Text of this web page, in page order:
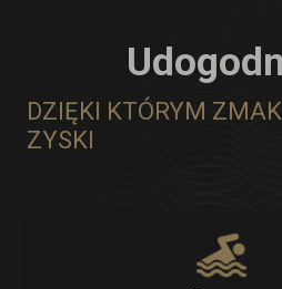
DZIĘKI KTÓRYM
ZYSKI